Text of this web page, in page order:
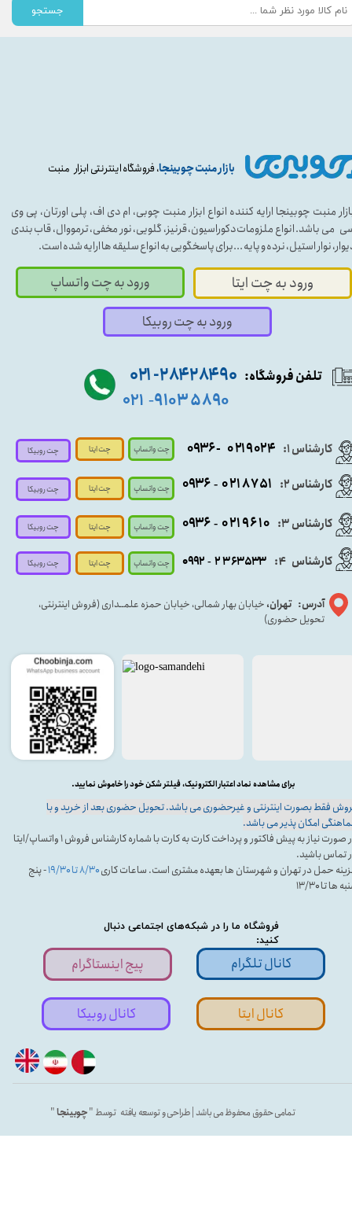
بازار منبت چوبینجا، فروشگاه اینترنتی ابزار منبت
فروشگاه ما را در شبکه‌های اجتماعی دنبال
کنید:
منبت چوبینجا ارایه کننده انواع ابزار منبت چوبی، ام دی اف، پلی اورتان، پی وی
می باشد. انواع ملزومات دکوراسیون، قرنیز، گلویی، نور مخفی، ترمووال، قاب بندی
نوار استیل، نرده و پایه ...برای پاسخگویی به انواع سلیقه ها ارایه شده است.
تمامی حقوق محفوظ می باشد | طراحی و توسعه یافته توسط "چوبینجا"
کارشناس ۱: ۰۲۱۹۰۲۴ - ۰۹۳۶
آدرس: تهران، خیابان بهار شمالی، خیابان حمزه علمــداری (فروش اینترنتی،
تحویل حضوری)
ورود به چت ایتا ورود به چت واتساپ
تلفن فروشگاه: ۹۰ ۲۸۴ ۲۸۴- ۰۲۱
۵۸۹۰ ۹۱۰۳ -۰۲۱
کارشناس ۳: ۰۲۱۹۶۱۰ -۰۹۳۶
فقط بصورت اینترنتی و غیرحضوری می باشد. تحویل حضوری بعد از خرید و با
امکان پذیر می باشد.
در صورت نیاز به پیش فاکتور و پرداخت کارت به کارت با شماره کارشناس فروش ۱ واتساپ/ایتا
تماس باشید.
حمل در تهران و شهرستان ها بعهده مشتری است. ساعات کاری۸/۳۰ تا ۱۹/۳۰
- پنج
ها تا ۱۳/۳۰
برای مشاهده نماد اعتبار الکترونیک، فیلتر شکن خود را خاموش نمایید.
پیج اینستاگرام کانال تلگرام
کارشناس ۲: ۰۲۱۸۷۵۱ - ۰۹۳۶
کانال ایتا کانال روبیکا
ورود به چت روبیکا
کارشناس 4
: ۲۳۶۳۵۳۳ - ۰۹۹۲
چت واتساپ
چت واتساپ
چت واتساپ
چت واتساپ
چت ایتا
چت ایتا
چت ایتا
چت ایتا
چت روبیکا
چت روبیکا
چت روبیکا
چت روبیکا
جستجو